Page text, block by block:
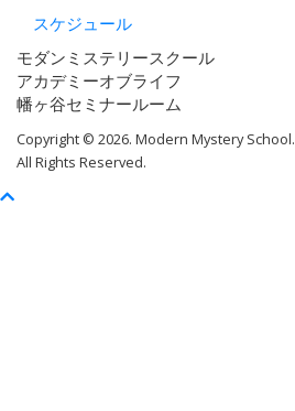
スケジュール
モダンミステリースクール
アカデミーオブライフ
幡ヶ谷セミナールーム
Copyright © 2026. Modern Mystery School.
All Rights Reserved.